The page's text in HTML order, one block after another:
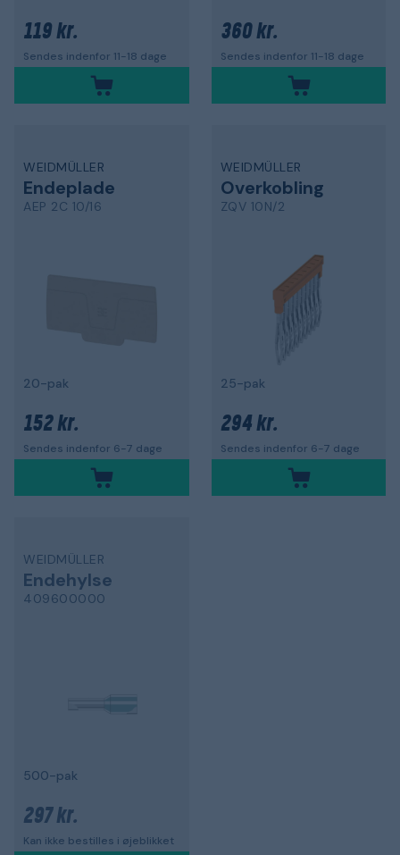
119 kr.
Sendes indenfor 11-18 dage
360 kr.
Sendes indenfor 11-18 dage
WEIDMÜLLER
Endeplade
AEP 2C 10/16
20-pak
152 kr.
Sendes indenfor 6-7 dage
WEIDMÜLLER
Overkobling
ZQV 10N/2
25-pak
294 kr.
Sendes indenfor 6-7 dage
WEIDMÜLLER
Endehylse
409600000
500-pak
297 kr.
Kan ikke bestilles i øjeblikket